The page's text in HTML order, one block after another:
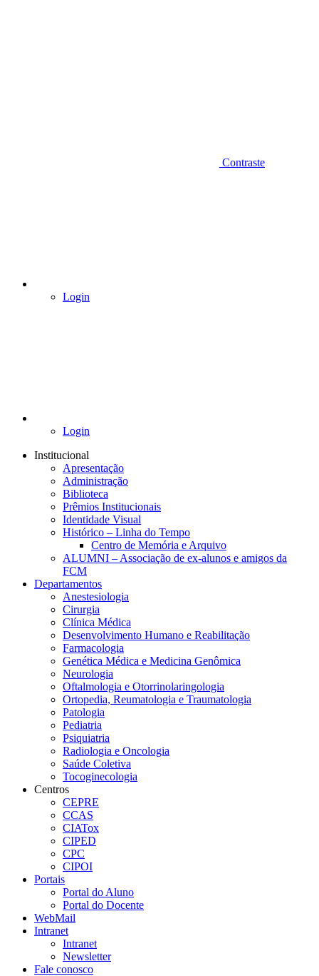
Contraste
Login
Login
Institucional
Apresentação
Administração
Biblioteca
Prêmios Institucionais
Identidade Visual
Histórico – Linha do Tempo
Centro de Memória e Arquivo
ALUMNI – Associação de ex-alunos e amigos da
FCM
Departamentos
Anestesiologia
Cirurgia
Clínica Médica
Desenvolvimento Humano e Reabilitação
Farmacologia
Genética Médica e Medicina Genômica
Neurologia
Oftalmologia e Otorrinolaringologia
Ortopedia, Reumatologia e Traumatologia
Patologia
Pediatria
Psiquiatria
Radiologia e Oncologia
Saúde Coletiva
Tocoginecologia
Centros
CEPRE
CCAS
CIATox
CIPED
CPC
CIPOI
Portais
Portal do Aluno
Portal do Docente
WebMail
Intranet
Intranet
Newsletter
Fale conosco